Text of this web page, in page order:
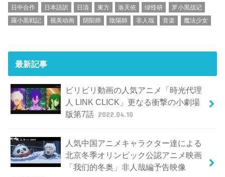
日中合作
日本語訳 日清 東方 洛天依 绿怪研
罗小黑战记
羅小黒戦記
视美动画 阴阳师 陰陽師 非人哉 音楽 魔法少女
最新記事
ビリビリ動画の人気アニメ「時光代理
人 LINK CLICK」更なる衝撃の小劇場
版第7話 2022.04.10
人気中国アニメキャラクター達による
北京冬季オリンピック公認アニメ映画
「我们的冬奥」非人哉編予告映像